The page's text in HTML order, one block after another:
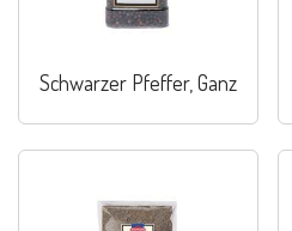
Schwarzer Pfeffer, Ganz